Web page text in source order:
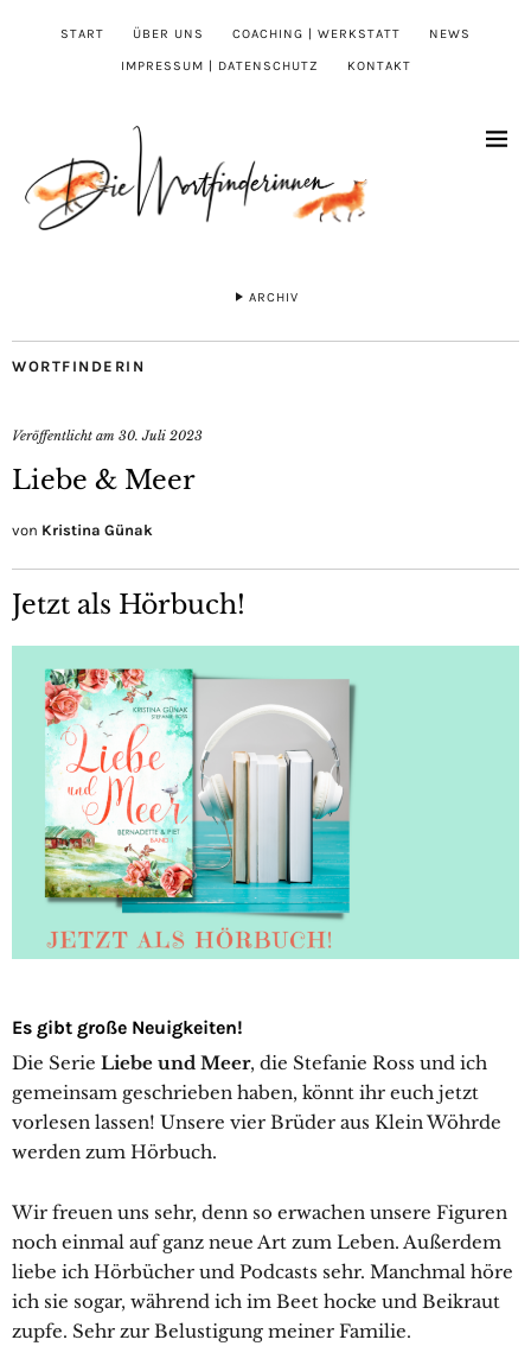
START ÜBER UNS COACHING | WERKSTATT NEWS
IMPRESSUM | DATENSCHUTZ KONTAKT
ARCHIV
WORTFINDERIN
Veröffentlicht am 30. Juli 2023
Liebe & Meer
von Kristina Günak
Jetzt als Hörbuch!
Es gibt große Neuigkeiten!
Die Serie Liebe und Meer, die Stefanie Ross und ich
gemeinsam geschrieben haben, könnt ihr euch jetzt
vorlesen lassen! Unsere vier Brüder aus Klein Wöhrde
werden zum Hörbuch.
Wir freuen uns sehr, denn so erwachen unsere Figuren
noch einmal auf ganz neue Art zum Leben. Außerdem
liebe ich Hörbücher und Podcasts sehr. Manchmal höre
ich sie sogar, während ich im Beet hocke und Beikraut
zupfe. Sehr zur Belustigung meiner Familie.